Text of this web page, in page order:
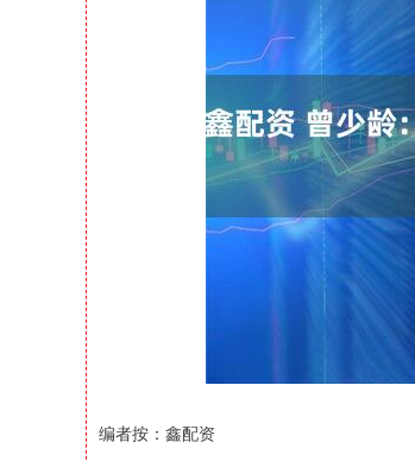
编者按：鑫配资
14311.01